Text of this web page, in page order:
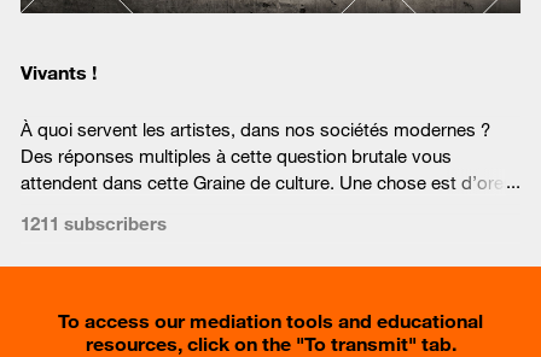
Vivants !
À quoi servent les artistes, dans nos sociétés modernes ?
Des réponses multiples à cette question brutale vous
attendent dans cette Graine de culture. Une chose est d’ores
1211 subscribers
To access our mediation tools and educational
resources, click on the "To transmit" tab.